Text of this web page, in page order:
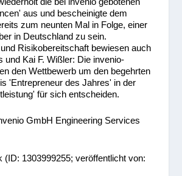
aus und bescheinigte dem
zum neunten Mal in Folge, einer
in Deutschland zu sein.
Risikobereitschaft bewiesen auch
und Kai F. Wißler: Die invenio-
den Wettbewerb um den begehrten
ʹEntrepreneur des Jahresʹ in der
für sich entscheiden.
GmbH Engineering Services
(ID: 1303999255; veröffentlicht von: